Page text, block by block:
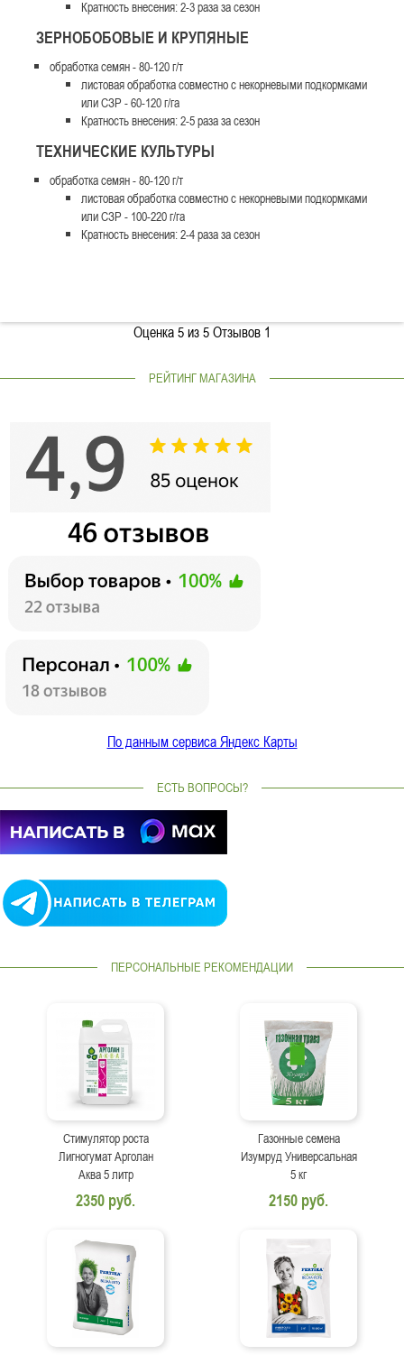
Кратность внесения: 2-3 раза за сезон
ЗЕРНОБОБОВЫЕ И КРУПЯНЫЕ
обработка семян - 80-120 г/т
листовая обработка совместно с некорневыми подкормками
или СЗР - 60-120 г/га
Кратность внесения: 2-5 раза за сезон
ТЕХНИЧЕСКИЕ КУЛЬТУРЫ
обработка семян - 80-120 г/т
листовая обработка совместно с некорневыми подкормками
или СЗР - 100-220 г/га
Кратность внесения: 2-4 раза за сезон
Оценка5из 5 Отзывов 1
РЕЙТИНГ МАГАЗИНА
По данным сервиса Яндекс Карты
ЕСТЬ ВОПРОСЫ?
ПЕРСОНАЛЬНЫЕ РЕКОМЕНДАЦИИ
Стимулятор роста
Лигногумат Арголан
Аква 5 литр
2350 руб.
Газонные семена
Изумруд Универсальная
5 кг
2150 руб.